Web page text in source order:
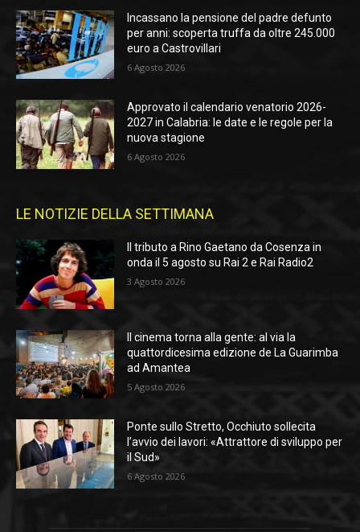
Incassano la pensione del padre defunto
per anni: scoperta truffa da oltre 245.000
euro a Castrovillari
6 Agosto 2026
Approvato il calendario venatorio 2026-
2027 in Calabria: le date e le regole per la
nuova stagione
6 Agosto 2026
LE NOTIZIE DELLA SETTIMANA
Il tributo a Rino Gaetano da Cosenza in
onda il 5 agosto su Rai 2 e Rai Radio2
3 Agosto 2026
Il cinema torna alla gente: al via la
quattordicesima edizione de La Guarimba
ad Amantea
5 Agosto 2026
Ponte sullo Stretto, Occhiuto sollecita
l’avvio dei lavori: «Attrattore di sviluppo per
il Sud»
6 Agosto 2026